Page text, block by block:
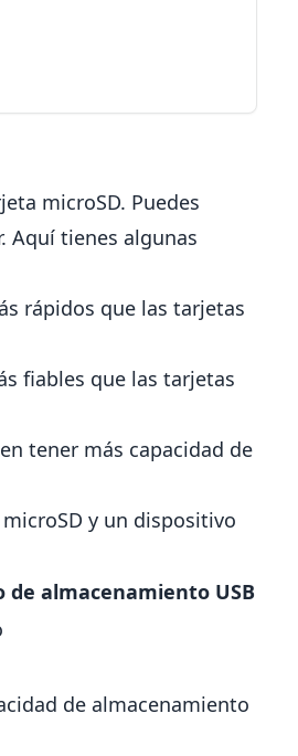
microSD. Puedes
Aquí tienes algunas
rápidos que las tarjetas
fiables que las tarjetas
tener más capacidad de
y un dispositivo
de almacenamiento USB
de almacenamiento